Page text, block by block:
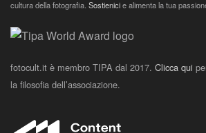
cultura della fotografia. Sostienicie alimenta la tua
fotocult.it è membro TIPA dal 2017. Clicca qui
la filosofia dell’associazione.